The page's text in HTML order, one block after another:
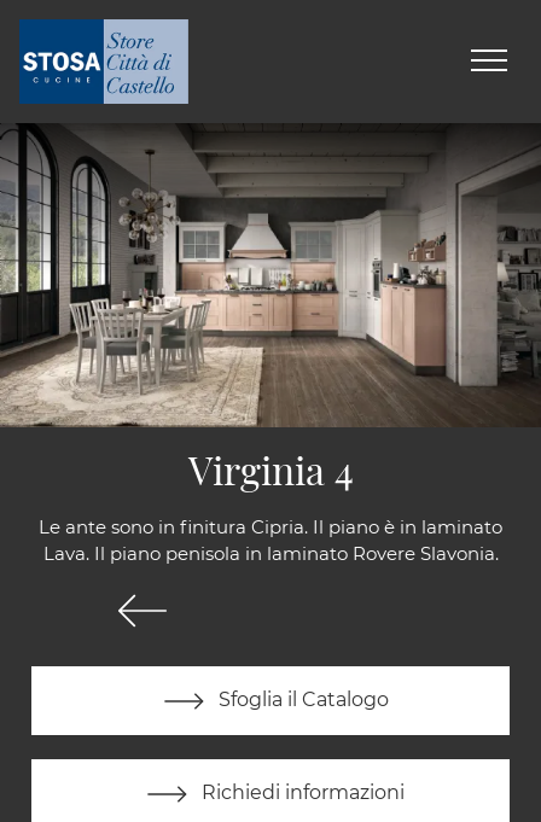
Le ante sono in finitura Cipria. Il piano è in laminato
Lava. Il piano penisola in laminato Rovere Slavonia.
Sfoglia il Catalogo
Richiedi informazioni
Virginia 4